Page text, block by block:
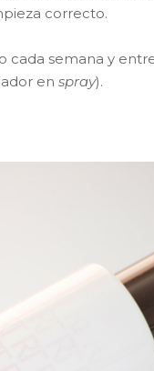
correcto.
cada semana y
en spray).